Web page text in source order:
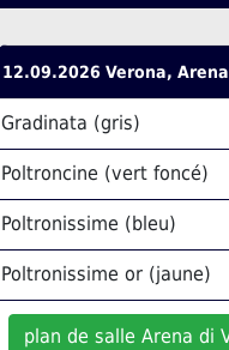
12.09.2026 Verona,
Gradinata (gris)
Poltroncine (vert foncé)
Poltronissime (bleu)
Poltronissime or (jaune)
plan de salle Arena di